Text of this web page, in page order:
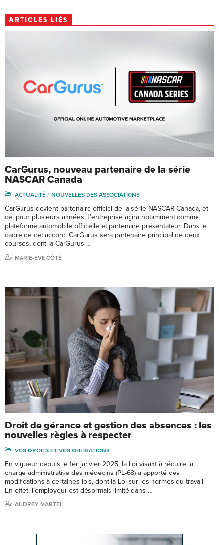
ARTICLES LIÉS
CarGurus, nouveau partenaire de la série
NASCAR Canada
ACTUALITÉ NOUVELLES DES ASSOCIATIONS
CarGurus devient partenaire officiel de la série NASCAR Canada, et
ce, pour plusieurs années. L’entreprise agira notamment comme
plateforme automobile officielle et partenaire présentateur. Dans le
cadre de cet accord, CarGurus sera partenaire principal de deux
courses, dont la CarGurus …
MARIE-EVE CÔTÉ
Droit de gérance et gestion des absences : les
nouvelles règles à respecter
VOS DROITS ET VOS OBLIGATIONS
En vigueur depuis le 1er janvier 2025, la Loi visant à réduire la
charge administrative des médecins (PL-68) a apporté des
modifications à certaines lois, dont la Loi sur les normes du travail.
En effet, l’employeur est désormais limité dans …
AUDREY MARTEL